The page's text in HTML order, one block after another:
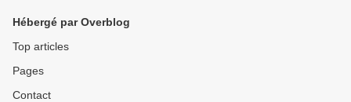
Hébergé par Overblog
Top articles
Pages
Contact